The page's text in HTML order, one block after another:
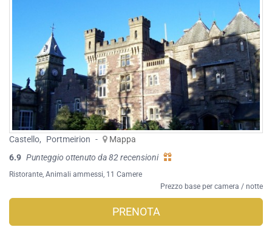
Castello, Portmeirion -
Mappa
6.9 Punteggio ottenuto da 82 recensioni
Ristorante Animali ammessi , 11 Camere
Prezzo base per camera / notte
PRENOTA